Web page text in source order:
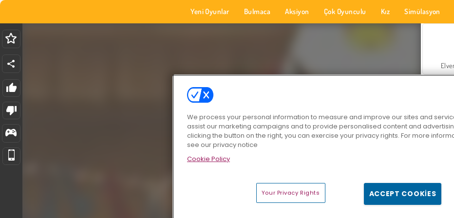
Yeni Oyunlar Bulmaca Aksiyon Çok Oyunculu Kız Simülasyon
We process your personal information to measure and improve our sites and
assist our marketing campaigns and to provide personalised content and
clicking the button on the right, you can exercise your privacy rights. For more
see our privacy notice
Cookie Policy
Your Privacy Rights ACCEPT COOKIES